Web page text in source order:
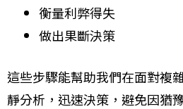
衡量利弊得失
做出果斷決策
這些步驟能幫助我們在面對複
靜分析，迅速決策，避免因猶